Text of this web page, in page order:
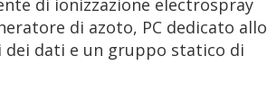
di ionizzazione electrospray
di azoto, PC dedicato allo
dati e un gruppo statico di